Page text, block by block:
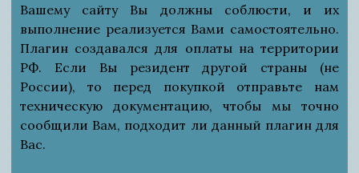
Вашему сайту Вы должны соблюсти, и их
выполнение реализуется Вами самостоятельно.
Плагин создавался для оплаты на территории
РФ. Если Вы резидент другой страны (не
России), то перед покупкой отправьте нам
техническую документацию, чтобы мы точно
сообщили Вам, подходит ли данный плагин для
Вас.